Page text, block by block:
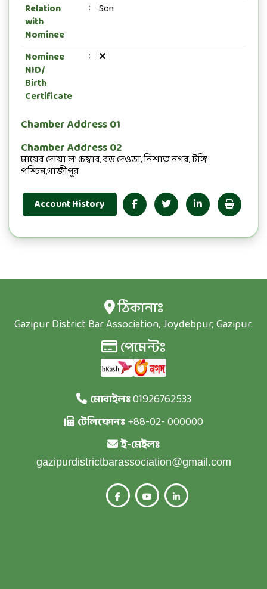
Relation
with
Nominee
: Son
Nominee
NID/
Birth
Certificate
:
Chamber Address 01
Chamber Address 02
মায়ের দোয়া ল’ চেম্বার, বড় দেওড়া, নিশাত নগর, টঙ্গি
পশ্চিম,গাজীপুর
Account History
ঠিকানাঃ
Gazipur District Bar Association, Joydebpur, Gazipur.
পেমেন্টঃ
মোবাইলঃ01926762533
টেলিফোনঃ+88-02- 000000
ই-মেইলঃ
gazipurdistrictbarassociation@gmail.com